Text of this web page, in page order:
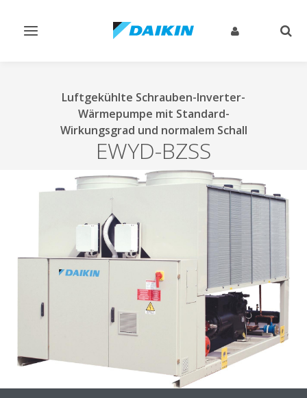
Navigation
Luftgekühlte Schrauben-Inverter-
Wärmepumpe mit Standard-
Wirkungsgrad und normalem Schall
EWYD-BZSS